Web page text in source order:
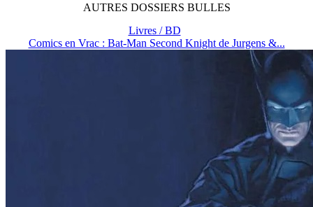
AUTRES DOSSIERS BULLES
Livres / BD
Comics en Vrac : Bat-Man Second Knight de Jurgens &...